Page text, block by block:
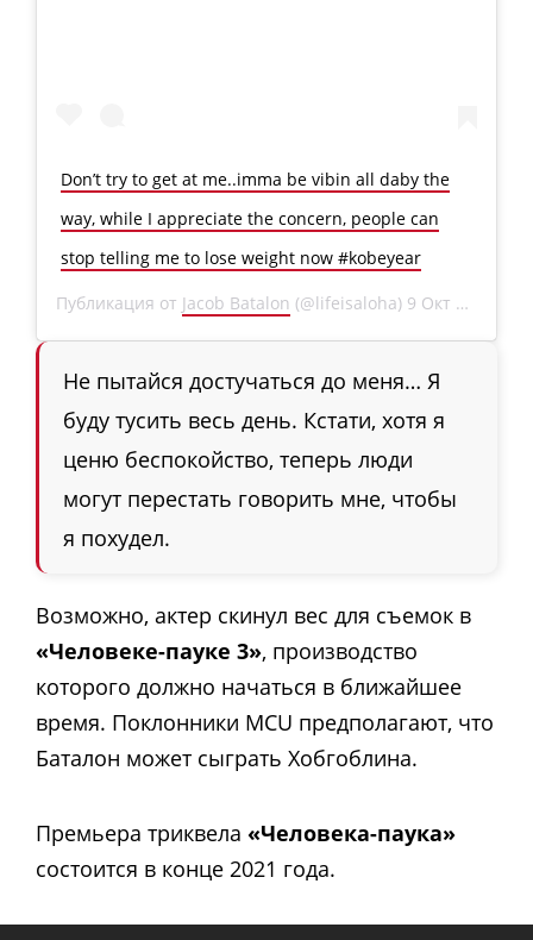
Don’t try to get at me..imma be vibin all daby the
way, while I appreciate the concern, people can
stop telling me to lose weight now #kobeyear
Публикация от Jacob Batalon (@lifeisaloha) 9 Окт 2020 в 8:00 PDT
Не пытайся достучаться до меня… Я
буду тусить весь день. Кстати, хотя я
ценю беспокойство, теперь люди
могут перестать говорить мне, чтобы
я похудел.
Возможно, актер скинул вес для съемок в
«Человеке-пауке 3», производство
которого должно начаться в ближайшее
время. Поклонники MCU предполагают, что
Баталон может сыграть Хобгоблина.
Премьера триквела «Человека-паука»
состоится в конце 2021 года.